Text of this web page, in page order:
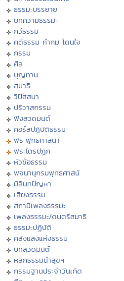
ธรรมะบรรยาย
บทความธรรมะ
กวีธรรมะ
คติธรรม คำคม โดนใจ
กรรม
ศีล
บุญทาน
สมาธิ
วิปัสสนา
ปริวาสกรรม
ฟังสวดมนต์
คอร์สปฏิบัติธรรม
พระพุทธศาสนา
พระไตรปิฏก
หัวข้อธรรม
พจนานุกรมพุทธศาสน์
มิลินทปัญหา
เสียงธรรม
สถานีเพลงธรรมะ
เพลงธรรมะ/ดนตรีสมาธิ
ธรรมะปฏิบัติ
คลังแสงแห่งธรรม
บทสวดมนต์
หลักธรรมนำสุขฯ
กรรมฐานประจำวันเกิด